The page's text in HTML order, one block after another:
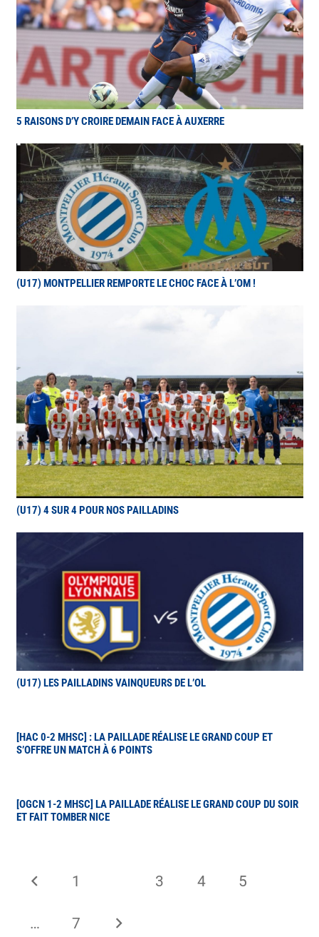
5 RAISONS D’Y CROIRE DEMAIN FACE À AUXERRE
(U17) MONTPELLIER REMPORTE LE CHOC FACE À L’OM !
(U17) 4 SUR 4 POUR NOS PAILLADINS
(U17) LES PAILLADINS VAINQUEURS DE L’OL
[HAC 0-2 MHSC] : LA PAILLADE RÉALISE LE GRAND COUP ET
S’OFFRE UN MATCH À 6 POINTS
[OGCN 1-2 MHSC] LA PAILLADE RÉALISE LE GRAND COUP DU SOIR
ET FAIT TOMBER NICE
1 3 4 5
… 7